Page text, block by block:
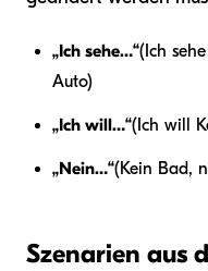
„Ich sehe…“(Ich
Auto)
„Ich will…“(Ich will
„Nein…“(Kein Bad,
Szenarien aus